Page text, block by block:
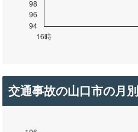
交通事故の山口市の月